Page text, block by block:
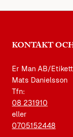
KONTAKT
Er Man AB/
Mats Danielsson
Tfn:
08 231910
eller
0705152448